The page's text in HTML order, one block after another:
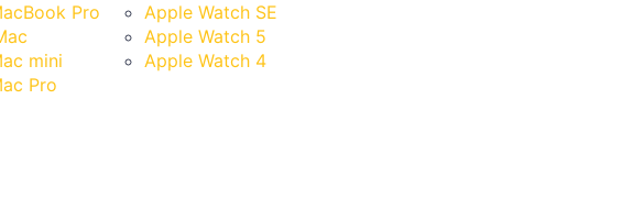
Pro
mini
Pro
Apple Watch SE
Apple Watch 5
Apple Watch 4